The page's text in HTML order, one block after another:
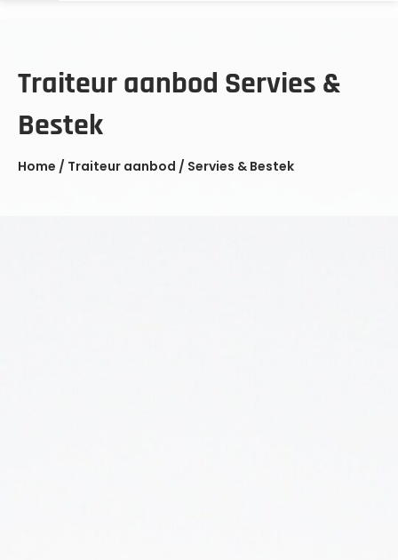
Traiteur aanbod Servies &
Bestek
Home / Traiteur aanbod / Servies & Bestek